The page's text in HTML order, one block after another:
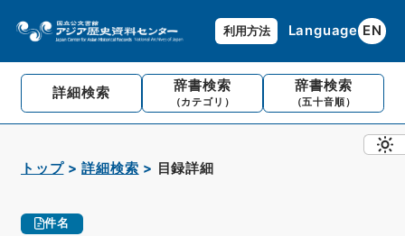
利用方法 Language EN
詳細検索 辞書検索
（カテゴリ）
辞書検索
（五十音順）
トップ 詳細検索 目録詳細
件名